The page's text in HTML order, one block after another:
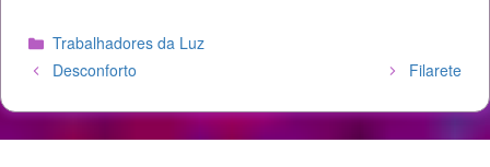
Categorias
Trabalhadores da Luz
Desconforto
Filarete